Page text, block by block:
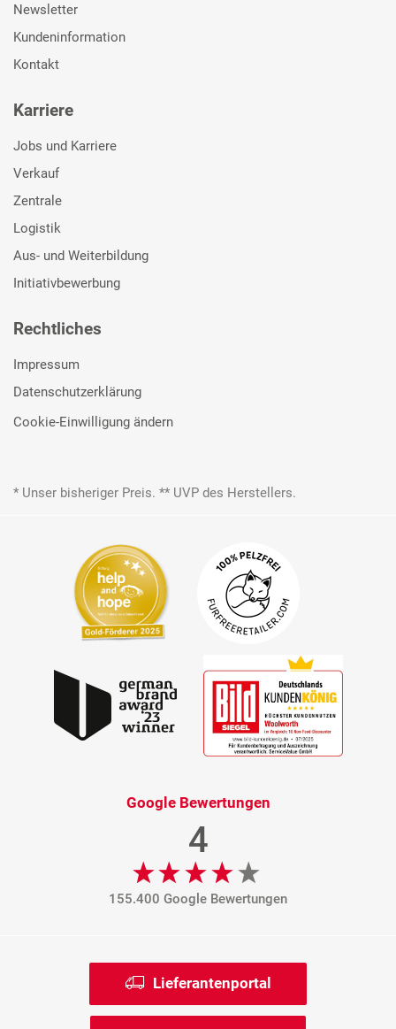
Newsletter
Kundeninformation
Kontakt
Karriere
Jobs und Karriere
Verkauf
Zentrale
Logistik
Aus- und Weiterbildung
Initiativbewerbung
Rechtliches
Impressum
Datenschutzerklärung
Cookie-Einwilligung ändern
* Unser bisheriger Preis. ** UVP des Herstellers.
Google Bewertungen
4
155.400 Google Bewertungen
Lieferantenportal